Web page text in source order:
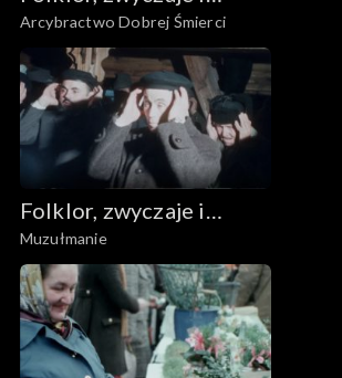
sztuka ludowa
Arcybractwo Dobrej Śmierci
Folklor, zwyczaje i
sztuka ludowa
Muzułmanie